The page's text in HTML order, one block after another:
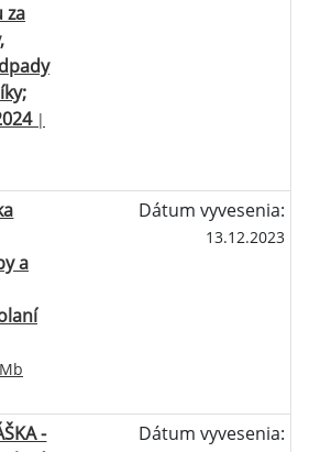
za
|
a
Dátum vyvesenia:
13.12.2023
-
Dátum vyvesenia: